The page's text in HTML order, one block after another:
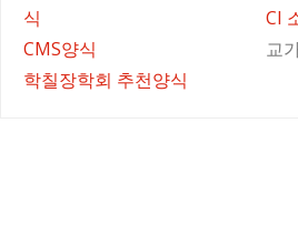
식
CMS양식
학칠장학회 추천양식
CI
교